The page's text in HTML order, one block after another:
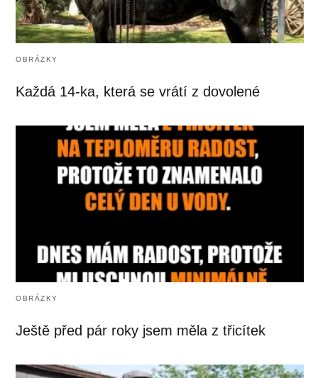
OBRÁZKY
Každá 14-ka, která se vrátí z dovolené
OBRÁZKY
Ještě před pár roky jsem měla z třicítek